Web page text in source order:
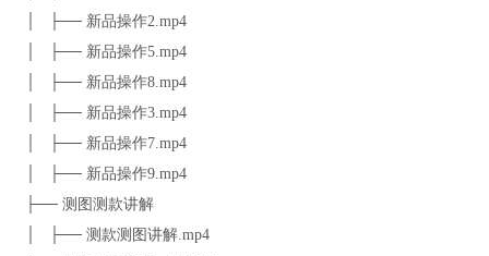
│ ├── 新品操作2.mp4
│ ├── 新品操作5.mp4
│ ├── 新品操作8.mp4
│ ├── 新品操作3.mp4
│ ├── 新品操作7.mp4
│ ├── 新品操作9.mp4
├── 测图测款讲解
│ ├── 测款测图讲解.mp4